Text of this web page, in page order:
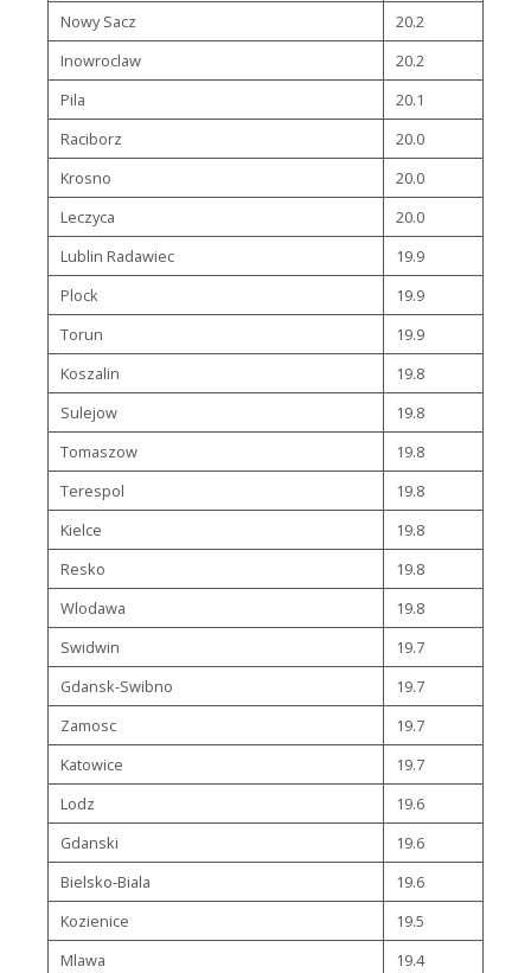
Nowy Sacz
20.2
Inowroclaw
20.2
Pila
20.1
Raciborz
20.0
Krosno
20.0
Leczyca
20.0
Lublin Radawiec
19.9
Plock
19.9
Torun
19.9
Koszalin
19.8
Sulejow
19.8
Tomaszow
19.8
Terespol
19.8
Kielce
19.8
Resko
19.8
Wlodawa
19.8
Swidwin
19.7
Gdansk-Swibno
19.7
Zamosc
19.7
Katowice
19.7
Lodz
19.6
Gdanski
19.6
Bielsko-Biala
19.6
Kozienice
19.5
Mlawa
19.4